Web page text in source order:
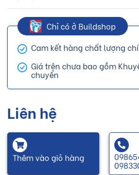
Chỉ có ở Buildshop
Cam kết hàng chất lượng
Giá trên chưa bao gồm
chuyển
Liên hệ
Thêm vào giỏ hàng